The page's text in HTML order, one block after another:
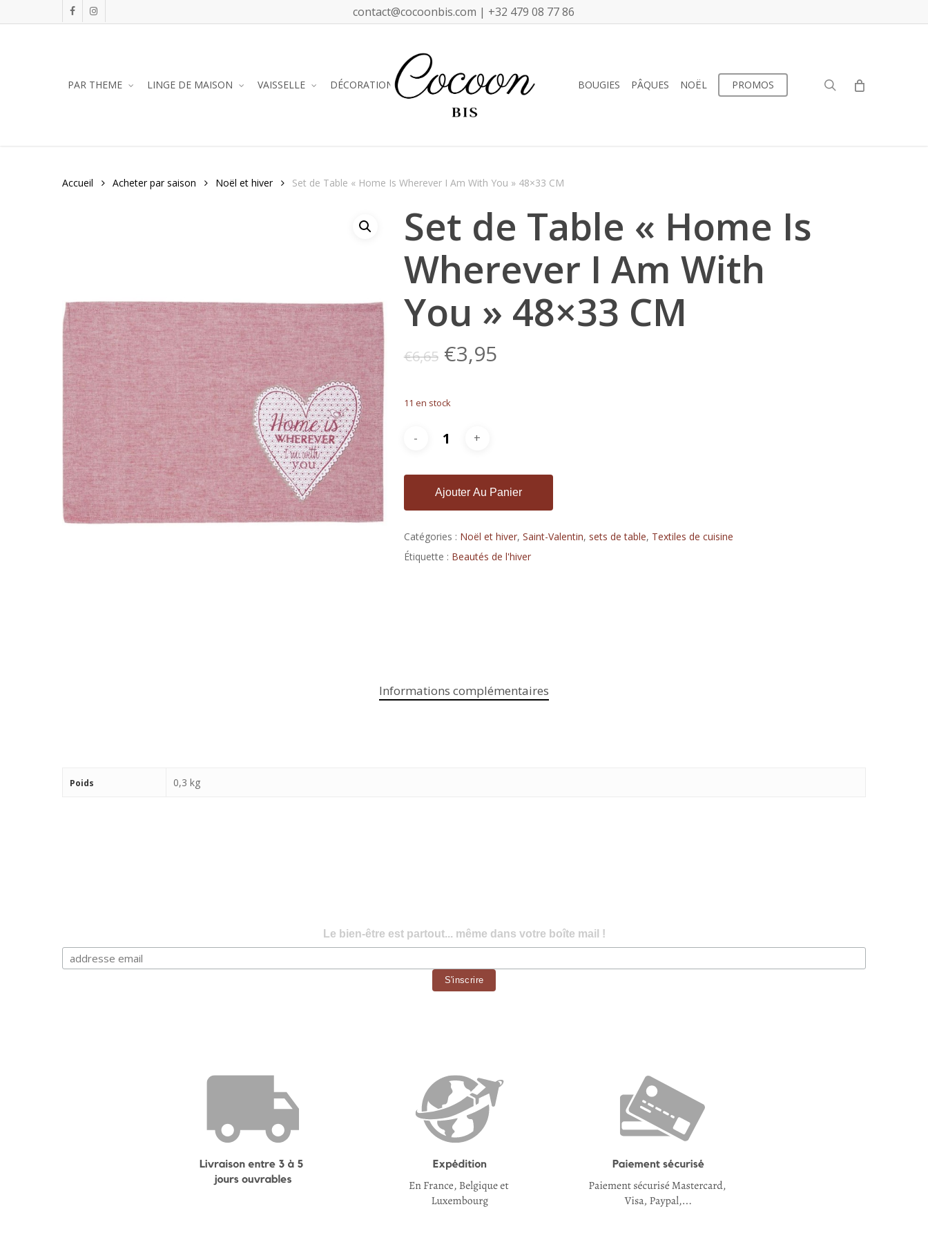
to
facebookinstagram contact@cocoonbis.com | +32 479 08 77 86
PAR THEME LINGE DE MAISON VAISSELLE DÉCORATION BOUGIES PÂQUES NOËL PROMOS search
Accueil Acheter par saison Noël et hiver Set de Table « Home Is Wherever I Am With You » 48×33 CM
Set de Table « Home Is
Wherever I Am With
You » 48×33 CM
€6,65 Le
prix
initial
était :
€6,65.
€3,95Le
11 en stock
Ajouter Au Panier
Catégories : Noël et hiver, Saint-Valentin, sets de table, Textiles de cuisine
Étiquette : Beautés de l'hiver
Informations complémentaires
Poids 0,3 kg
Le bien-être est partout... même dans votre boîte mail !